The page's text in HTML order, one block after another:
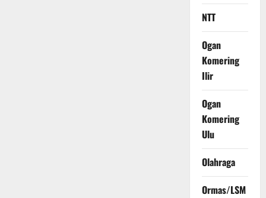
NTT
Ogan
Komering
Ilir
Ogan
Komering
Ulu
Olahraga
Ormas/LSM